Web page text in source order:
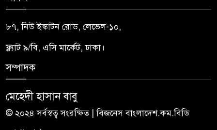
৮৭, নিউ ইস্কাটন রোড, লেভেল-১০,
ফ্ল্যাট ৯/বি, এসি মার্কেট, ঢাকা।
সম্পাদক
মেহেদী হাসান বাবু
© ২০২৪ সর্বস্বত্ব সংরক্ষিত | বিজনেস বাংলাদেশ.কম.বিডি